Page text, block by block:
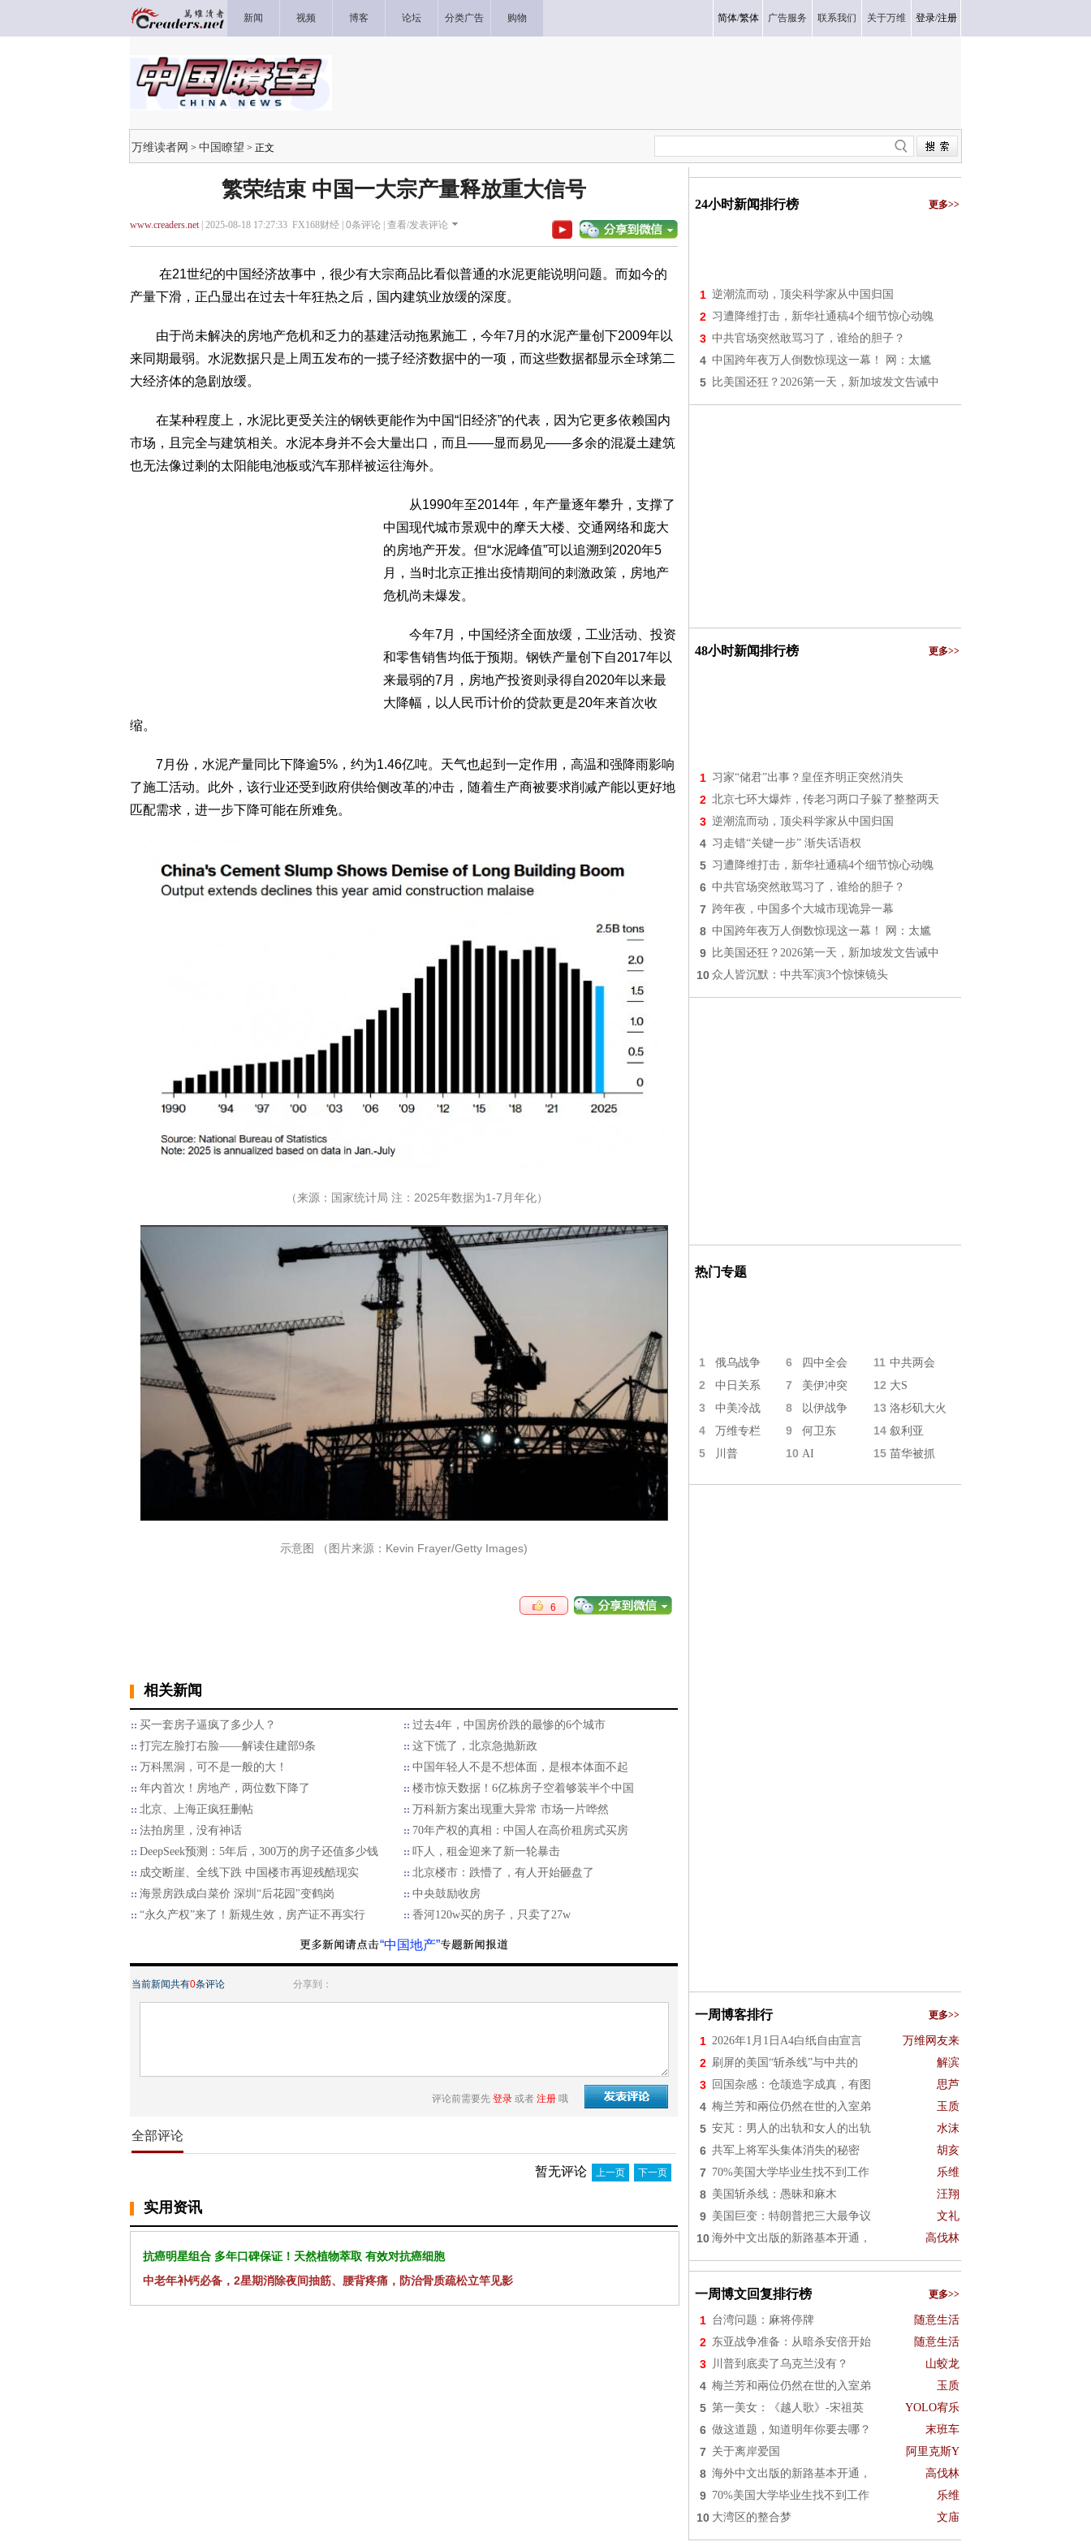
新闻 视频 博客 论坛 分类广告 购物 简体/繁体 广告服务 联系我们 关于万维 登录/注册
万维读者网 > 中国瞭望 > 正文
繁荣结束 中国一大宗产量释放重大信号
www.creaders.net| 2025-08-18 17:27:33 FX168财经 | 0条评论 | 查看/发表评论
在21世纪的中国经济故事中，很少有大宗商品比看似普通的水泥更能说明问题。而如今的
产量下滑，正凸显出在过去十年狂热之后，国内建筑业放缓的深度。
由于尚未解决的房地产危机和乏力的基建活动拖累施工，今年7月的水泥产量创下2009年以
来同期最弱。水泥数据只是上周五发布的一揽子经济数据中的一项，而这些数据都显示全球第二
大经济体的急剧放缓。
在某种程度上，水泥比更受关注的钢铁更能作为中国“旧经济”的代表，因为它更多依赖国内
市场，且完全与建筑相关。水泥本身并不会大量出口，而且——显而易见——多余的混凝土建筑
也无法像过剩的太阳能电池板或汽车那样被运往海外。
从1990年至2014年，年产量逐年攀升，支撑了
中国现代城市景观中的摩天大楼、交通网络和庞大
的房地产开发。但“水泥峰值”可以追溯到2020年5
月，当时北京正推出疫情期间的刺激政策，房地产
危机尚未爆发。
今年7月，中国经济全面放缓，工业活动、投资
和零售销售均低于预期。钢铁产量创下自2017年以
来最弱的7月，房地产投资则录得自2020年以来最
大降幅，以人民币计价的贷款更是20年来首次收
缩。
7月份，水泥产量同比下降逾5%，约为1.46亿吨。天气也起到一定作用，高温和强降雨影响
了施工活动。此外，该行业还受到政府供给侧改革的冲击，随着生产商被要求削减产能以更好地
匹配需求，进一步下降可能在所难免。
（来源：国家统计局 注：2025年数据为1-7月年化）
示意图 （图片来源：Kevin Frayer/Getty Images)
6
相关新闻
买一套房子逼疯了多少人？
过去4年，中国房价跌的最惨的6个城市
打完左脸打右脸——解读住建部9条
这下慌了，北京急抛新政
万科黑洞，可不是一般的大！
中国年轻人不是不想体面，是根本体面不起
年内首次！房地产，两位数下降了
楼市惊天数据！6亿栋房子空着够装半个中国
北京、上海正疯狂删帖
万科新方案出现重大异常 市场一片哗然
​法拍房里，没有神话
70年产权的真相：中国人在高价租房式买房
DeepSeek预测：5年后，300万的房子还值多少钱
吓人，租金迎来了新一轮暴击
成交断崖、全线下跌 中国楼市再迎残酷现实
北京楼市：跌懵了，有人开始砸盘了
海景房跌成白菜价 深圳“后花园"变鹤岗
中央鼓励收房
“永久产权”来了！新规生效，房产证不再实行
香河120w买的房子，只卖了27w
“中国地产”
当前新闻共有0条评论 分享到：
评论前需要先 登录 或者 注册 哦
全部评论
暂无评论 上一页 下一页
实用资讯
抗癌明星组合 多年口碑保证！天然植物萃取 有效对抗癌细胞
中老年补钙必备，2星期消除夜间抽筋、腰背疼痛，防治骨质疏松立竿见影
24小时新闻排行榜 更多>>
1 逆潮流而动，顶尖科学家从中国归国
2 习遭降维打击，新华社通稿4个细节惊心动魄
3 中共官场突然敢骂习了，谁给的胆子？
4 中国跨年夜万人倒数惊现这一幕！ 网：太尴
5 比美国还狂？2026第一天，新加坡发文告诫中
48小时新闻排行榜 更多>>
1 习家“储君”出事？皇侄齐明正突然消失
2 北京七环大爆炸，传老习两口子躲了整整两天
3 逆潮流而动，顶尖科学家从中国归国
4 习走错“关键一步” 渐失话语权
5 习遭降维打击，新华社通稿4个细节惊心动魄
6 中共官场突然敢骂习了，谁给的胆子？
7 跨年夜，中国多个大城市现诡异一幕
8 中国跨年夜万人倒数惊现这一幕！ 网：太尴
9 比美国还狂？2026第一天，新加坡发文告诫中
10 众人皆沉默：中共军演3个惊悚镜头
热门专题
1 俄乌战争 6 四中全会 11 中共两会
2 中日关系 7 美伊冲突 12 大S
3 中美冷战 8 以伊战争 13 洛杉矶大火
4 万维专栏 9 何卫东 14 叙利亚
5 川普 10 AI 15 苗华被抓
一周博客排行 更多>>
1 2026年1月1日A4白纸自由宣言 万维网友来
2 刷屏的美国“斩杀线”与中共的 解滨
3 回国杂感：仓颉造字成真，有图 思芦
4 梅兰芳和兩位仍然在世的入室弟 玉质
5 安芃：男人的出轨和女人的出轨 水沫
6 共军上将军头集体消失的秘密 胡亥
7 70%美国大学毕业生找不到工作 乐维
8 美国斩杀线：愚昧和麻木 汪翔
9 美国巨变：特朗普把三大最争议 文礼
10 海外中文出版的新路基本开通， 高伐林
一周博文回复排行榜 更多>>
1 台湾问题：麻将停牌 随意生活
2 东亚战争准备：从暗杀安倍开始 随意生活
3 川普到底卖了乌克兰没有？ 山蛟龙
4 梅兰芳和兩位仍然在世的入室弟 玉质
5 第一美女：《越人歌》-宋祖英 YOLO宥乐
6 做这道题，知道明年你要去哪？ 末班车
7 关于离岸爱国 阿里克斯Y
8 海外中文出版的新路基本开通， 高伐林
9 70%美国大学毕业生找不到工作 乐维
10 大湾区的整合梦 文庙